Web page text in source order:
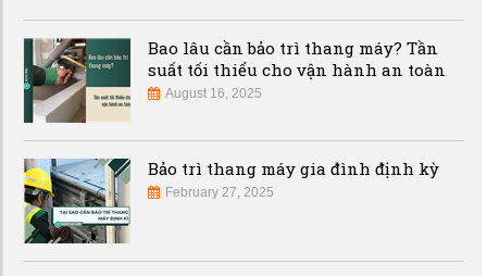
Bao lâu cần bảo trì thang máy? Tần
suất tối thiểu cho vận hành an toàn
August 16, 2025
Bảo trì thang máy gia đình định kỳ
February 27, 2025